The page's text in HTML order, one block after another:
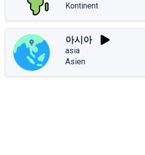
Kontinent
아시아
asia
Asien